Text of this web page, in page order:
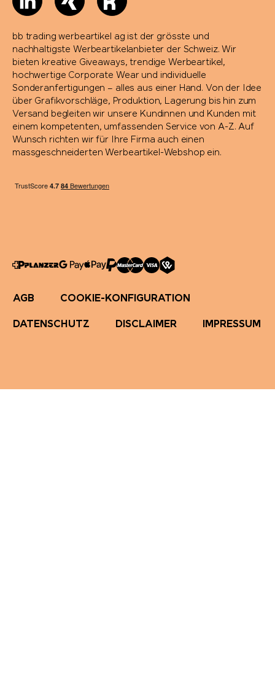
bb trading werbeartikel ag ist der grösste und
nachhaltigste Werbeartikelanbieter der Schweiz. Wir
bieten kreative Giveaways, trendige Werbeartikel,
hochwertige Corporate Wear und individuelle
Sonderanfertigungen – alles aus einer Hand. Von der Idee
über Grafikvorschläge, Produktion, Lagerung bis hin zum
Versand begleiten wir unsere Kundinnen und Kunden mit
einem kompetenten, umfassenden Service von A-Z. Auf
Wunsch richten wir für Ihre Firma auch einen
massgeschneiderten Werbeartikel-Webshop ein.
AGB COOKIE-KONFIGURATION
DATENSCHUTZ DISCLAIMER IMPRESSUM